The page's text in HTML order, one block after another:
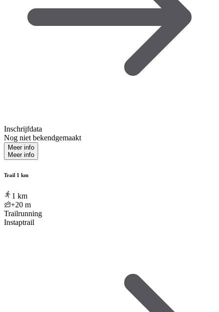
Inschrijfdata
Nog niet bekendgemaakt
Meer info
Meer info
Trail 1 km
1 km
+20 m
Trailrunning
Instaptrail